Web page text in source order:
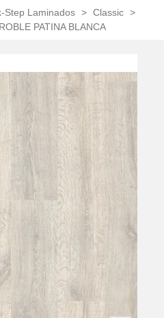
Step Laminados > Classic >
PATINA BLANCA